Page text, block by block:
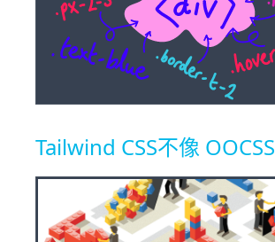
Tailwind CSS不像 OOCSS